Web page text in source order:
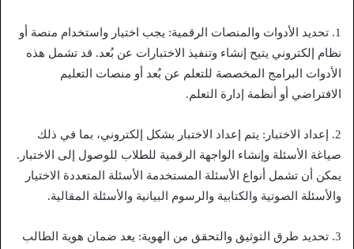
1. تحديد الأدوات والمنصات الرقمية: يجب اختيار واستخدام منصة أو
نظام إلكتروني يتيح إنشاء وتنفيذ الاختبارات عن بُعد. قد تشمل هذه
الأدوات البرامج المخصصة للتعلم عن بُعد أو منصات التعليم
الافتراضي أو أنظمة إدارة التعلم.
2. إعداد الاختبار: يتم إعداد الاختبار بشكل إلكتروني، بما في ذلك
صياغة الأسئلة وإنشاء الواجهة الرقمية للطلاب للوصول إلى الاختبار.
يمكن أن تشمل أنواع الأسئلة المستخدمة الأسئلة المتعددة الاختيار
والأسئلة الصوتية والكتابية والرسوم البيانية والأسئلة المقالية.
3. تحديد طرق التوثيق والتحقق من الهوية: يعد ضمان هوية الطالب